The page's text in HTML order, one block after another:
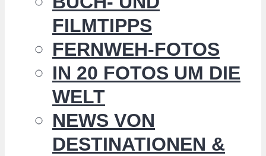
FILMTIPPS
FERNWEH-FOTOS
IN 20 FOTOS UM DIE
WELT
NEWS VON
DESTINATIONEN &